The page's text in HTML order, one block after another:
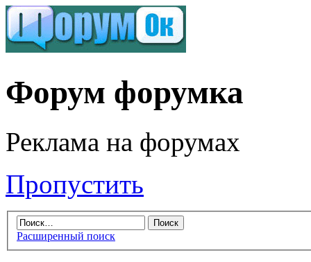
Форум форумка
Реклама на форумах
Пропустить
Расширенный поиск